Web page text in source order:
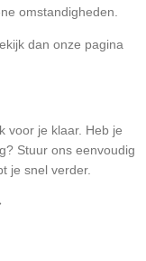
omstandigheden.
dan onze pagina
voor je klaar. Heb je
Stuur ons eenvoudig
je snel verder.